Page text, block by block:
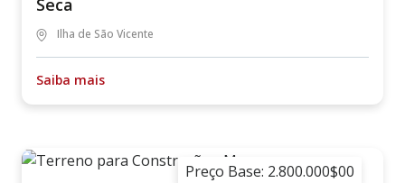
Seca
Ilha de São Vicente
Saiba mais
Preço Base: 2.800.000$00